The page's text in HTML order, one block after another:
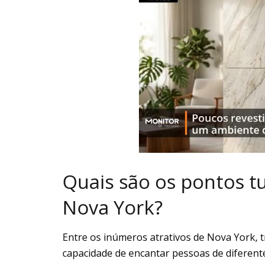
Quais são os pontos
Nova York?
Entre os inúmeros atrativos de Nova York,
capacidade de encantar pessoas de